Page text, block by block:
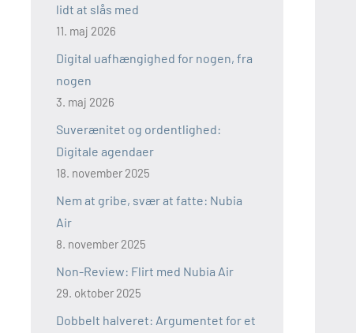
lidt at slås med
11. maj 2026
Digital uafhængighed for nogen, fra
nogen
3. maj 2026
Suverænitet og ordentlighed:
Digitale agendaer
18. november 2025
Nem at gribe, svær at fatte: Nubia
Air
8. november 2025
Non-Review: Flirt med Nubia Air
29. oktober 2025
Dobbelt halveret: Argumentet for et